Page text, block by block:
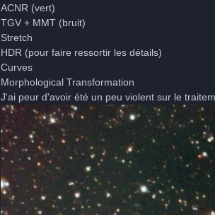
ACNR (vert)
TGV + MMT (bruit)
Stretch
HDR (pour faire ressortir les détails)
Curves
Morphological Transformation
J'ai peur d'avoir été un peu violent sur le